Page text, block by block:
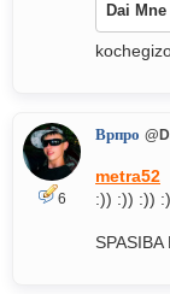
Dai
6
Врпро
metra52
:)) :)) :))